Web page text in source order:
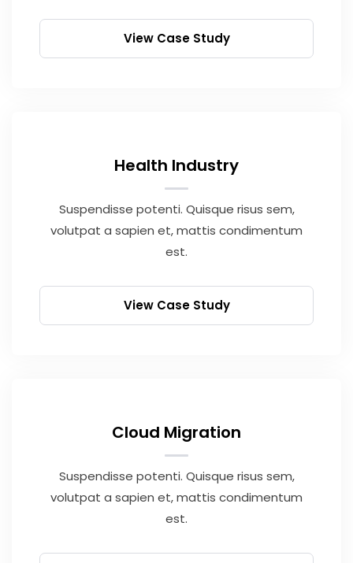
View Case Study
Health Industry
Suspendisse potenti. Quisque risus sem,
volutpat a sapien et, mattis condimentum
est.
View Case Study
Cloud Migration
Suspendisse potenti. Quisque risus sem,
volutpat a sapien et, mattis condimentum
est.